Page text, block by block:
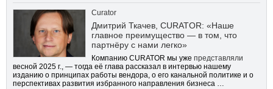
Curator
Дмитрий Ткачев, CURATOR: «Наше
главное преимущество — в том, что
партнёру с нами легко»
Компанию CURATOR мы уже представляли
весной 2025 г., — тогда её глава рассказал в интервью нашему
изданию о принципах работы вендора, о его канальной политике и о
перспективах развития избранного направления бизнеса …